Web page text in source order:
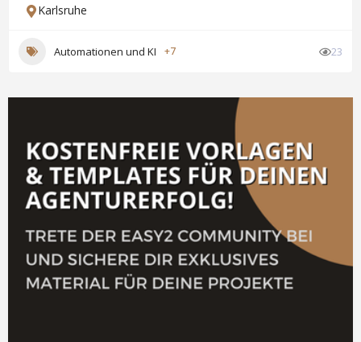
Karlsruhe
Automationen und KI +7 23